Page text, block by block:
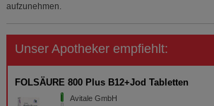
aufzunehmen.
Unser Apotheker empfiehlt:
FOLSÄURE 800 Plus B12+Jod Tabletten
Avitale GmbH